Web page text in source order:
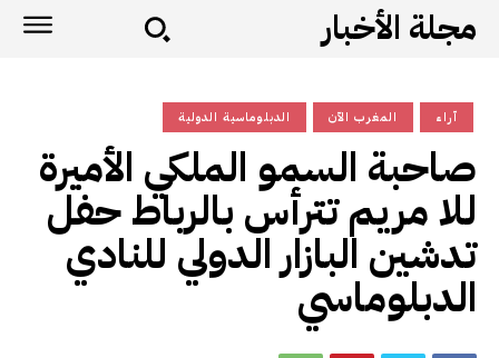
مجلة الأخبار
آراء المغرب الآن الدبلوماسية الدولية
صاحبة السمو الملكي الأميرة
للا مريم تترأس بالرباط حفل
تدشين البازار الدولي للنادي
الدبلوماسي